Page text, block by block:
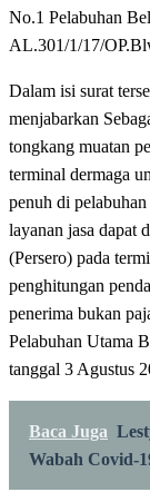
No.1 Pelabuhan
AL.301/1/17/
Dalam isi surat
menjabarkan
tongkang muatan
terminal dermaga
penuh di
layanan jasa dapat
(Persero) pada
penghitungan
penerima bukan
Pelabuhan Utama
tanggal 3 Agustus
Baca Juga
Wabah Covid-